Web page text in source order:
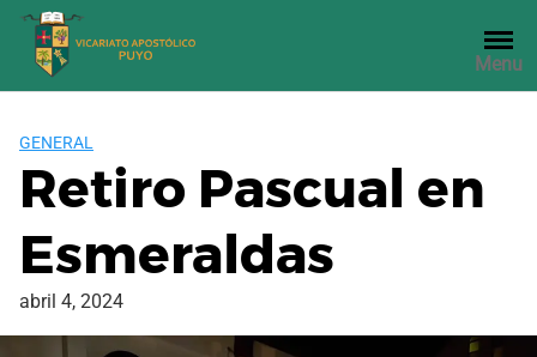
Saltar
contenido
Menu
GENERAL
Retiro Pascual en
Esmeraldas
abril 4, 2024